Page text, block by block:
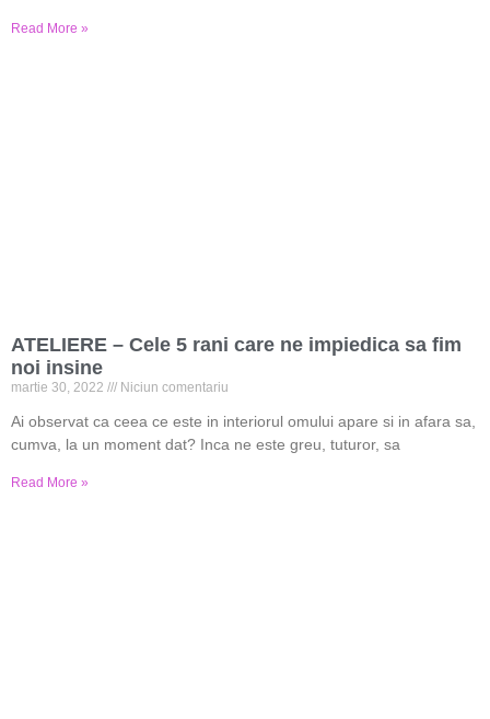
Read More »
ATELIERE – Cele 5 rani care ne impiedica sa fim
noi insine
martie 30, 2022 Niciun comentariu
Ai observat ca ceea ce este in interiorul omului apare si in afara sa,
cumva, la un moment dat? Inca ne este greu, tuturor, sa
Read More »